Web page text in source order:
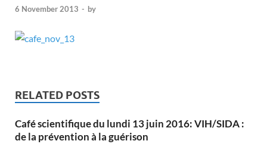
6 November 2013 - by
RELATED POSTS
Café scientifique du lundi 13 juin 2016: VIH/SIDA :
de la prévention à la guérison